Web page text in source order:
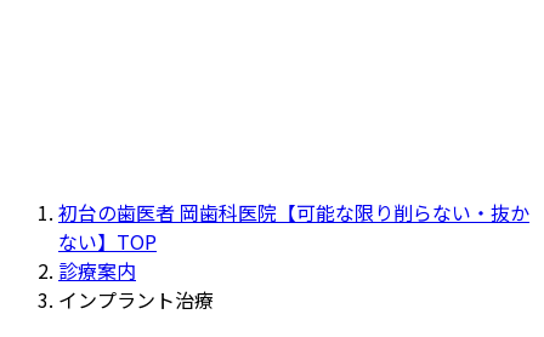
初台の歯医者 岡歯科医院【可能な限り削らない・抜か
ない】TOP
診療案内
インプラント治療